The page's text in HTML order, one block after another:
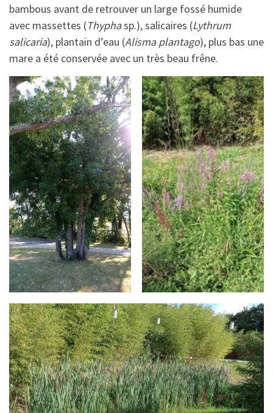
bambous avant de retrouver un large fossé humide
avec massettes (Thyphasp.), salicaires (Lythrum
salicaria), plantain d’eau (Alisma plantago), plus bas une
mare a été conservée avec un très beau frêne.